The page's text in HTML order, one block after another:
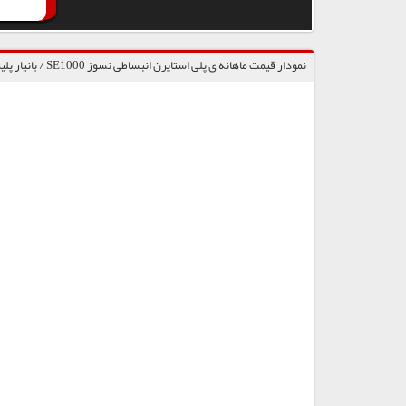
نمودار قیمت ماهانه ی پلی استایرن انبساطی نسوز SE1000 / بانیار پلیمر گنبد